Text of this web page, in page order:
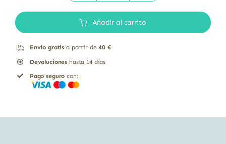
centeno
Añadir al carrito
Envío gratis a partir de40 €
Devoluciones hasta 14 días
Pago seguro con: